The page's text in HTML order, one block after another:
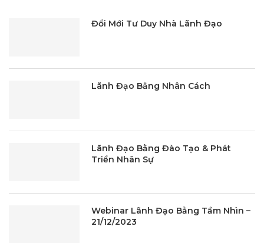
Đổi Mới Tư Duy Nhà Lãnh Đạo
Lãnh Đạo Bằng Nhân Cách
Lãnh Đạo Bằng Đào Tạo & Phát
Triển Nhân Sự
Webinar Lãnh Đạo Bằng Tầm Nhìn –
21/12/2023